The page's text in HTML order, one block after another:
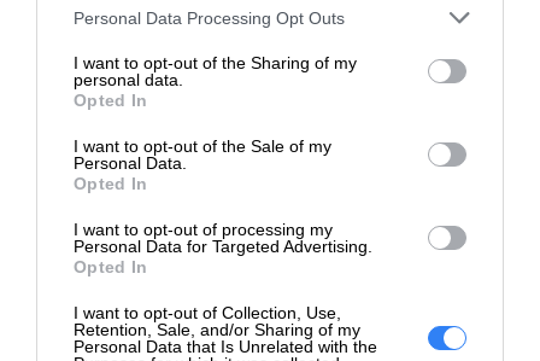
Personal Data Processing Opt Outs
I want to opt-out of the Sharing of my
personal data.
Opted In
I want to opt-out of the Sale of my
Personal Data.
Opted In
I want to opt-out of processing my
Personal Data for Targeted Advertising.
Opted In
I want to opt-out of Collection, Use,
Retention, Sale, and/or Sharing of my
Personal Data that Is Unrelated with the
zależności od konfiguracji oraz zmian występujących w
INFORMACJE HANDLOWE
Kod producenta PT350_3OS3PSP
Dane
1 Dell Way